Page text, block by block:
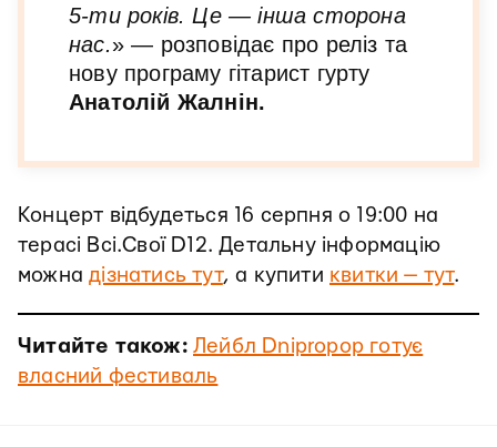
5-ти років. Це — інша сторона
нас.» — розповідає про реліз та
нову програму гітарист гурту
Анатолій Жалнін.
Концерт відбудеться 16 серпня о 19:00 на
терасі Всі.Свої D12. Детальну інформацію
можнадізнатись тут, а купити квитки — тут.
Читайте також: Лейбл Dnipropop готує
власний фестиваль